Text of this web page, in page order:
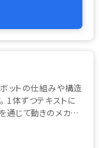
ットの仕組みや構造
1体ずつテキストに
通じて動きのメカニ